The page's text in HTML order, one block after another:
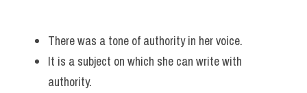
There was a tone of authority in her voice.
It is a subject on which she can write with
authority.